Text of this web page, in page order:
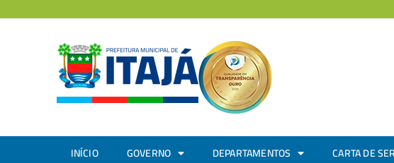
INÍCIO GOVERNO DEPARTAMENTOS CARTA DE